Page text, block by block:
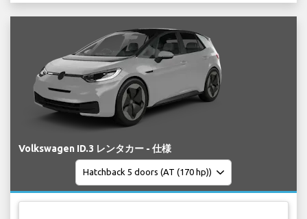
Volkswagen ID.3 レンタカー - 仕様